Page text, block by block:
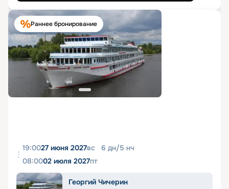
Раннее бронирование
19:0027 июня 2027вс 6 дн/5 нч
08:0002 июля 2027пт
Георгий Чичерин